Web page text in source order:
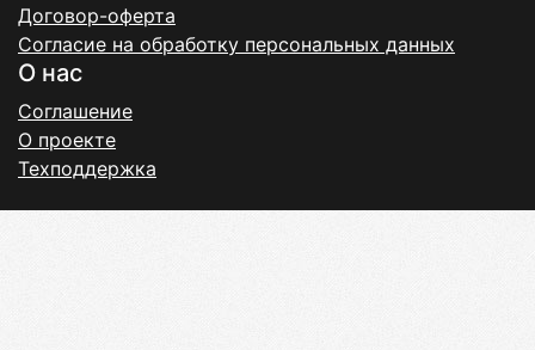
Договор-оферта
Согласие на обработку персональных данных
О нас
Соглашение
О проекте
Техподдержка